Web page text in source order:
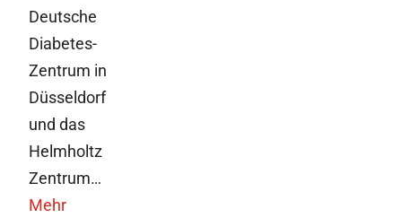
Deutsche
Diabetes-
Zentrum in
Düsseldorf
und das
Helmholtz
Zentrum…
Mehr